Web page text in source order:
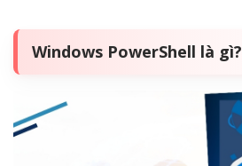
Windows PowerShell là gì?